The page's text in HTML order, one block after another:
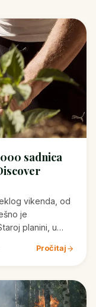
sadnica
vikenda, od
je
planini, u…
Pročitaj